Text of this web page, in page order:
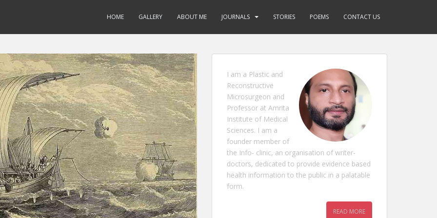
HOME GALLERY ABOUT ME JOURNALS STORIES POEMS CONTACT US
I am a Plastic and
Reconstructive
Microsurgeon and
Professor at Amrita
Institute of Medical
Sciences. I am a
founder member of
the Info- clinic, an organisation of writer-
doctors, dedicated to provide evidence based
health information to the public in a palatable
form.
READ MORE